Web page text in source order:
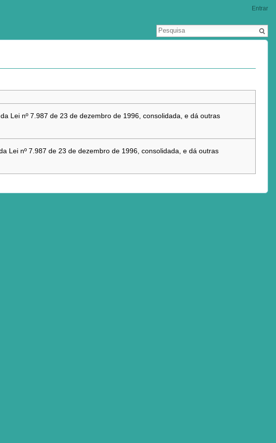
Lei nº 7.987 de 23 de dezembro de 1996, consolidada, e dá outras
Lei nº 7.987 de 23 de dezembro de 1996, consolidada, e dá outras
Entrar